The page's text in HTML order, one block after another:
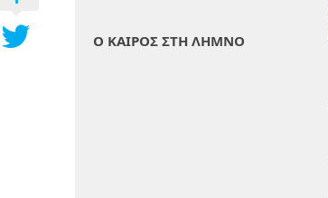
Ο ΚΑΙΡΟΣ ΣΤΗ ΛΗΜΝΟ